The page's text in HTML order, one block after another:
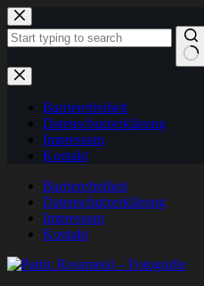
Zum
Inhalt
springen
Keine
Ergebnisse
Barrierefreiheit
Datenschutzerklärung
Impressum
Kontakt
Barrierefreiheit
Datenschutzerklärung
Impressum
Kontakt